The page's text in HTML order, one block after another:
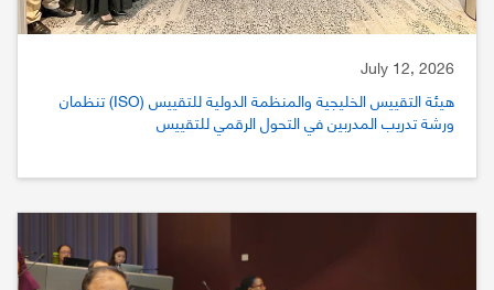
July 12, 2026
هيئة التقييس الخليجية والمنظمة الدولية للتقييس (ISO) تنظمان
ورشة تدريب المدربين في التحول الرقمي للتقييس